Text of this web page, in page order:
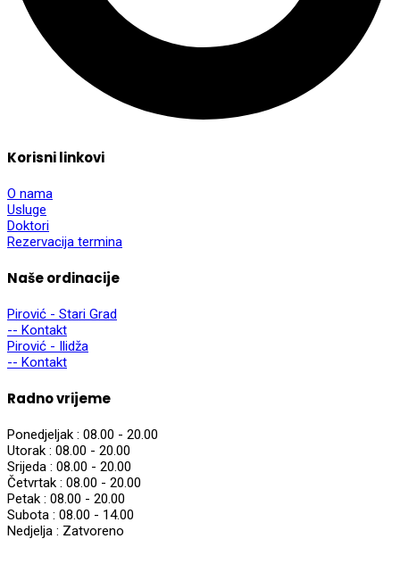
Korisni linkovi
O nama
Usluge
Doktori
Rezervacija termina
Naše ordinacije
Pirović - Stari Grad
-- Kontakt
Pirović - Ilidža
-- Kontakt
Radno vrijeme
Ponedjeljak : 08.00 - 20.00
Utorak : 08.00 - 20.00
Srijeda : 08.00 - 20.00
Četvrtak : 08.00 - 20.00
Petak : 08.00 - 20.00
Subota : 08.00 - 14.00
Nedjelja : Zatvoreno